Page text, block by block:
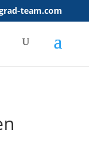
team.com